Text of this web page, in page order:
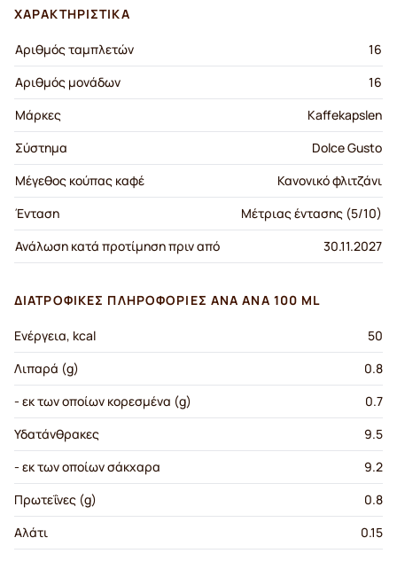
ΧΑΡΑΚΤΗΡΙΣΤΙΚΆ
Αριθμός ταμπλετών
16
Αριθμός μονάδων
16
Μάρκες
Kaffekapslen
Σύστημα
Dolce Gusto
Μέγεθος κούπας καφέ
Κανονικό φλιτζάνι
Ένταση
Μέτριας έντασης (5/10)
Ανάλωση κατά προτίμηση πριν από
30.11.2027
ΔΙΑΤΡΟΦΙΚΈΣ ΠΛΗΡΟΦΟΡΊΕΣ ΑΝΆ ΑΝΆ 100 ML
Ενέργεια, kcal
50
Λιπαρά (g)
0.8
- εκ των οποίων κορεσμένα (g)
0.7
Υδατάνθρακες
9.5
- εκ των οποίων σάκχαρα
9.2
Πρωτεΐνες (g)
0.8
Αλάτι
0.15